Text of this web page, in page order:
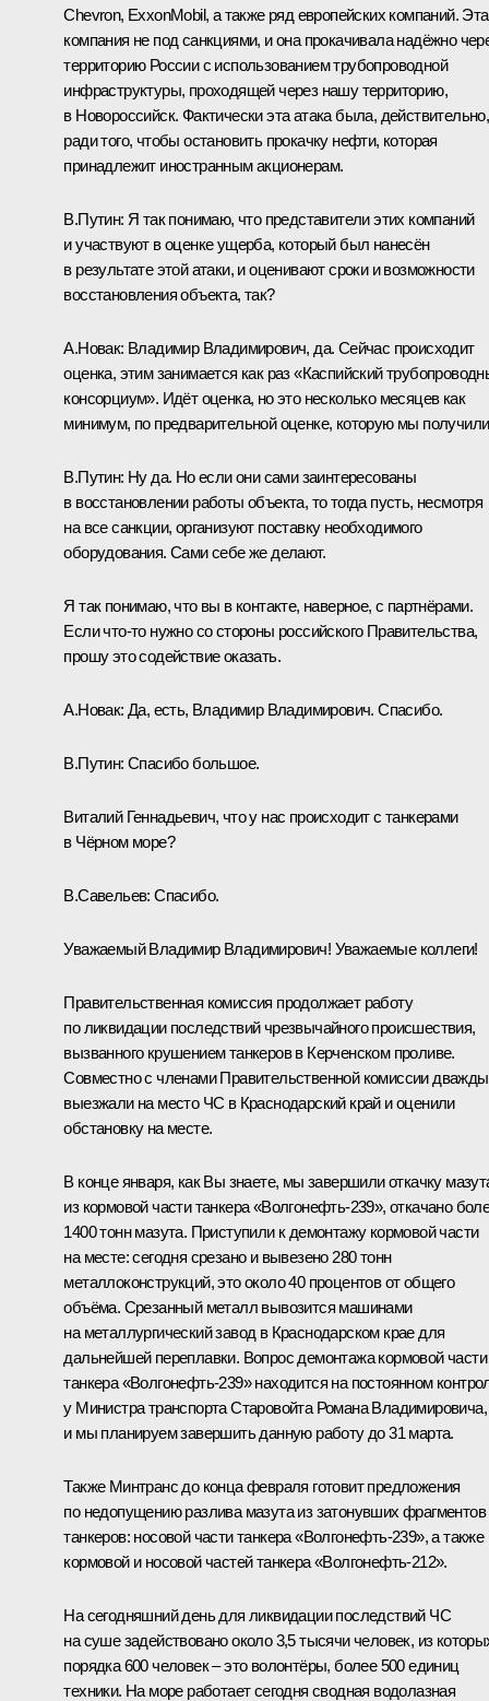
Chevron, ExxonMobil, а также ряд европейских компаний. Эта
компания не под санкциями, и она прокачивала надёжно
территорию России с использованием трубопроводной
инфраструктуры, проходящей через нашу территорию,
в Новороссийск. Фактически эта атака была, действительно,
ради того, чтобы остановить прокачку нефти, которая
принадлежит иностранным акционерам.
В.Путин: Я так понимаю, что представители этих компаний
и участвуют в оценке ущерба, который был нанесён
в результате этой атаки, и оценивают сроки и возможности
восстановления объекта, так?
А.Новак: Владимир Владимирович, да. Сейчас происходит
оценка, этим занимается как раз «Каспийский
консорциум». Идёт оценка, но это несколько месяцев как
минимум, по предварительной оценке, которую мы
В.Путин: Ну да. Но если они сами заинтересованы
в восстановлении работы объекта, то тогда пусть, несмотря
на все санкции, организуют поставку необходимого
оборудования. Сами себе же делают.
Я так понимаю, что вы в контакте, наверное, с партнёрами.
Если что-то нужно со стороны российского Правительства,
прошу это содействие оказать.
А.Новак: Да, есть, Владимир Владимирович. Спасибо.
В.Путин: Спасибо большое.
Виталий Геннадьевич, что у нас происходит с танкерами
в Чёрном море?
В.Савельев: Спасибо.
Уважаемый Владимир Владимирович! Уважаемые коллеги!
Правительственная комиссия продолжает работу
по ликвидации последствий чрезвычайного происшествия,
вызванного крушением танкеров в Керченском проливе.
Совместно с членами Правительственной комиссии дважды
выезжали на место ЧС в Краснодарский край и оценили
обстановку на месте.
В конце января, как Вы знаете, мы завершили откачку
из кормовой части танкера «Волгонефть-239», откачано
1400 тонн мазута. Приступили к демонтажу кормовой части
на месте: сегодня срезано и вывезено 280 тонн
металлоконструкций, это около 40 процентов от общего
объёма. Срезанный металл вывозится машинами
на металлургический завод в Краснодарском крае для
дальнейшей переплавки. Вопрос демонтажа кормовой части
танкера «Волгонефть-239» находится на постоянном
у Министра транспорта Старовойта Романа Владимировича,
и мы планируем завершить данную работу до 31 марта.
Также Минтранс до конца февраля готовит предложения
по недопущению разлива мазута из затонувших фрагментов
танкеров: носовой части танкера «Волгонефть-239», а также
кормовой и носовой частей танкера «Волгонефть-212».
На сегодняшний день для ликвидации последствий ЧС
на суше задействовано около 3,5 тысячи человек, из
порядка 600 человек – это волонтёры, более 500 единиц
техники. На море работает сегодня сводная водолазная